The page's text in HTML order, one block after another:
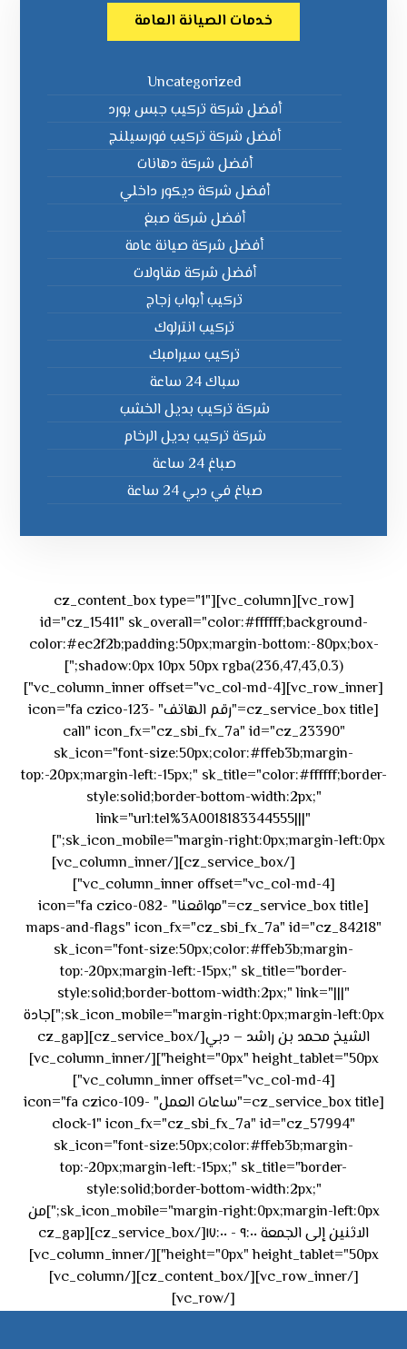
خدمات الصيانة العامة
Uncategorized
أفضل شركة تركيب جبس بورد
أفضل شركة تركيب فورسيلنج
أفضل شركة دهانات
أفضل شركة ديكور داخلي
أفضل شركة صبغ
أفضل شركة صيانة عامة
أفضل شركة مقاولات
تركيب أبواب زجاج
تركيب انترلوك
تركيب سيرامبك
سباك 24 ساعة
شركة تركيب بديل الخشب
شركة تركيب بديل الرخام
صباغ 24 ساعة
صباغ في دبي 24 ساعة
[vc_row][vc_column][cz_content_box type="1"
id="cz_15411" sk_overall="color:#ffffff;background-
color:#ec2f2b;padding:50px;margin-bottom:-80px;box-
shadow:0px 10px 50px rgba(236,47,43,0.3);"]
[vc_row_inner][vc_column_inner offset="vc_col-md-4"]
[cz_service_box title="رقم الهاتف" icon="fa czico-123-
call" icon_fx="cz_sbi_fx_7a" id="cz_23390"
sk_icon="font-size:50px;color:#ffeb3b;margin-
top:-20px;margin-left:-15px;" sk_title="color:#ffffff;border-
style:solid;border-bottom-width:2px;"
link="url:tel%3A0018183344555|||"
sk_icon_mobile="margin-right:0px;margin-left:0px;"]
[/cz_service_box][/vc_column_inner]
[vc_column_inner offset="vc_col-md-4"]
[cz_service_box title="مواقعنا" icon="fa czico-082-
maps-and-flags" icon_fx="cz_sbi_fx_7a" id="cz_84218"
sk_icon="font-size:50px;color:#ffeb3b;margin-
top:-20px;margin-left:-15px;" sk_title="border-
style:solid;border-bottom-width:2px;" link="|||"
sk_icon_mobile="margin-right:0px;margin-left:0px;"]جادة
الشيخ محمد بن راشد – دبي[/cz_service_box][cz_gap
height="0px" height_tablet="50px"][/vc_column_inner]
[vc_column_inner offset="vc_col-md-4"]
[cz_service_box title="ساعات العمل" icon="fa czico-109-
clock-1" icon_fx="cz_sbi_fx_7a" id="cz_57994"
sk_icon="font-size:50px;color:#ffeb3b;margin-
top:-20px;margin-left:-15px;" sk_title="border-
style:solid;border-bottom-width:2px;"
sk_icon_mobile="margin-right:0px;margin-left:0px;"]من
الاثنين إلى الجمعة ٩:٠٠ - ١٧:٠٠[/cz_service_box][cz_gap
height="0px" height_tablet="50px"][/vc_column_inner]
[/vc_row_inner][/cz_content_box][/vc_column]
[/vc_row]